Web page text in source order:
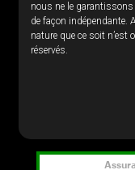
nous ne le garantissons
de façon indépendante.
nature que ce soit
réservés.